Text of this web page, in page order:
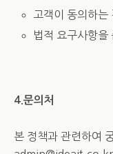
고객이 동의하는
법적 요구사항을
4.문의처
본 정책과 관련하여